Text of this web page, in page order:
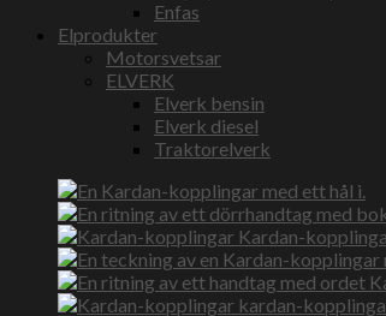
Enfas
Elprodukter
Motorsvetsar
ELVERK
Elverk bensin
Elverk diesel
Traktorelverk